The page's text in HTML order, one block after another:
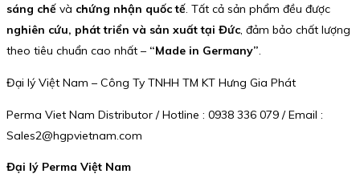
sáng chế và chứng nhận quốc tế . Tất cả sản phẩm đều được
nghiên cứu, phát triển và sản xuất tại Đức , đảm bảo chất lượng
theo tiêu chuẩn cao nhất – “Made in Germany”
Đại lý Việt Nam – Công Ty TNHH TM KT Hưng Gia Phát
Perma Viet Nam Distributor / Hotline : 0938 336 079 / Email :
Sales2@hgpvietnam.com
Đại lý Perma Việt Nam